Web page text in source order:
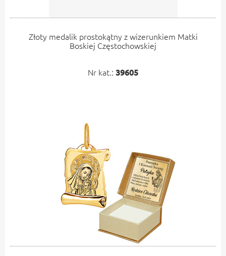
Złoty medalik prostokątny z wizerunkiem Matki
Boskiej Częstochowskiej
Nr kat.: 39605